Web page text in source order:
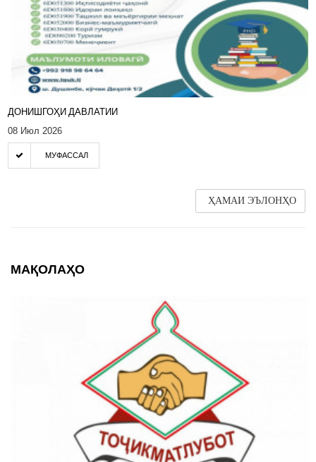
ДОНИШГОҲИ ДАВЛАТИИ
08 Июл 2026
МУФАССАЛ
ҲАМАИ ЭЪЛОНҲО
МАҚОЛАҲО